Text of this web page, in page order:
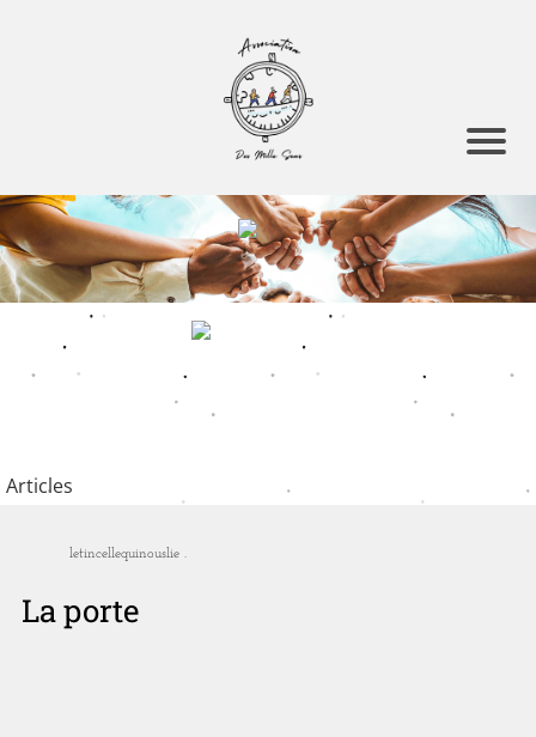
Articles
letincellequinouslie .
La porte